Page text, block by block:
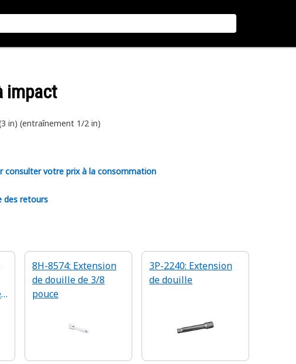
impact
in) (entraînement 1/2 in)
consulter votre prix à la consommation
des retours
8H-8574: Extension
de douille de 3/8
pouce
3P-2240: Extension
de douille